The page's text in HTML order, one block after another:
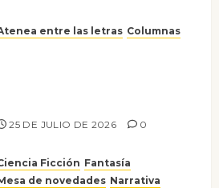
entre las letras Columnas
25 DE JULIO DE 2026 0
Ficción Fantasía
de novedades Narrativa